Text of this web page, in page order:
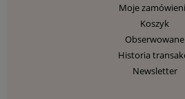
Moje
Koszyk
Obserwowane
Historia
Newsletter